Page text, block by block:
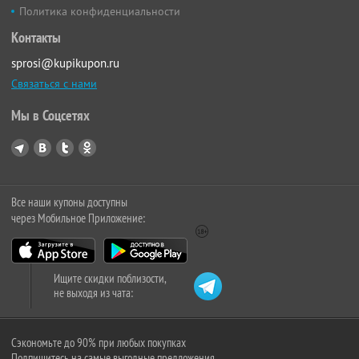
Политика конфиденциальности
Контакты
sprosi@kupikupon.ru
Связаться с нами
Мы в Соцсетях
Все наши купоны доступны
через Мобильное Приложение:
Ищите скидки поблизости,
не выходя из чата:
Сэкономьте до 90% при любых покупках